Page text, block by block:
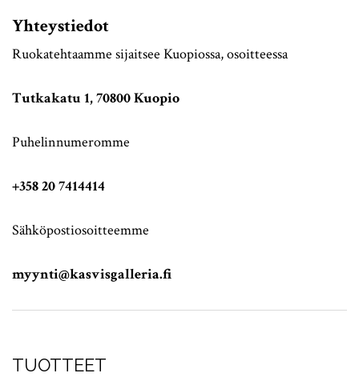
Yhteystiedot
Ruokatehtaamme sijaitsee Kuopiossa, osoitteessa
Tutkakatu 1, 70800 Kuopio
Puhelinnumeromme
+35820 7414414
Sähköpostiosoitteemme
myynti@kasvisgalleria.fi
TUOTTEET